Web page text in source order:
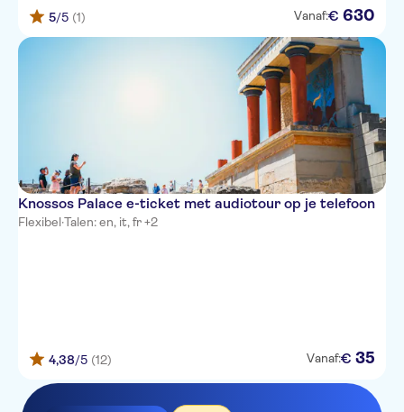
5/5 (1) Vanaf:€ 630
Knossos Palace e-ticket met audiotour op je telefoon
Flexibel·Talen: en, it, fr +2
4,38/5 (12) Vanaf:€ 35